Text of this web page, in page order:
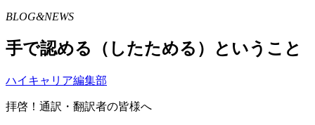
BLOG&NEWS
手で認める（したためる）ということ
ハイキャリア編集部
拝啓！通訳・翻訳者の皆様へ